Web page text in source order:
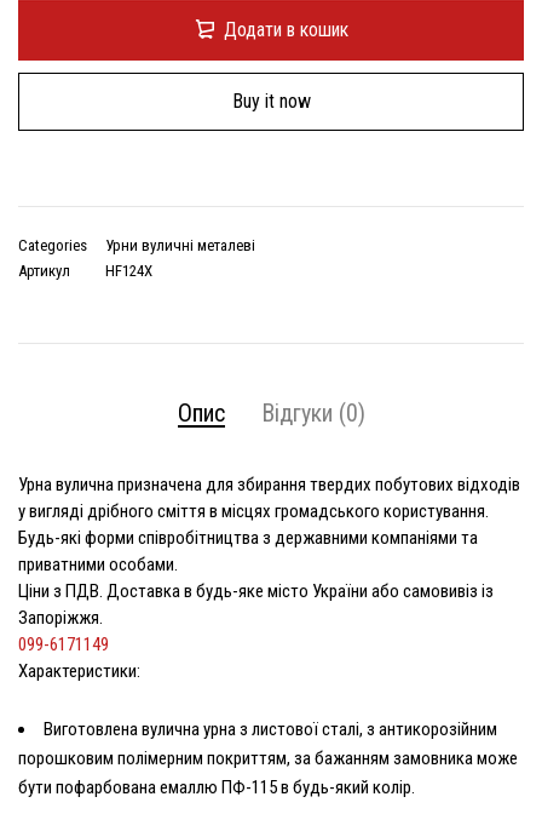
Додати в кошик
Buy it now
Categories
Урни вуличні металеві
Артикул
HF124X
Опис Відгуки (0)
Урна вулична призначена для збирання твердих побутових відходів
у вигляді дрібного сміття в місцях громадського користування.
Будь-які форми співробітництва з державними компаніями та
приватними особами.
Ціни з ПДВ. Доставка в будь-яке місто України або самовивіз із
Запоріжжя.
099-6171149
Характеристики:
Виготовлена вулична урна з листової сталі, з антикорозійним
порошковим полімерним покриттям, за бажанням замовника може
бути пофарбована емаллю ПФ-115 в будь-який колір.